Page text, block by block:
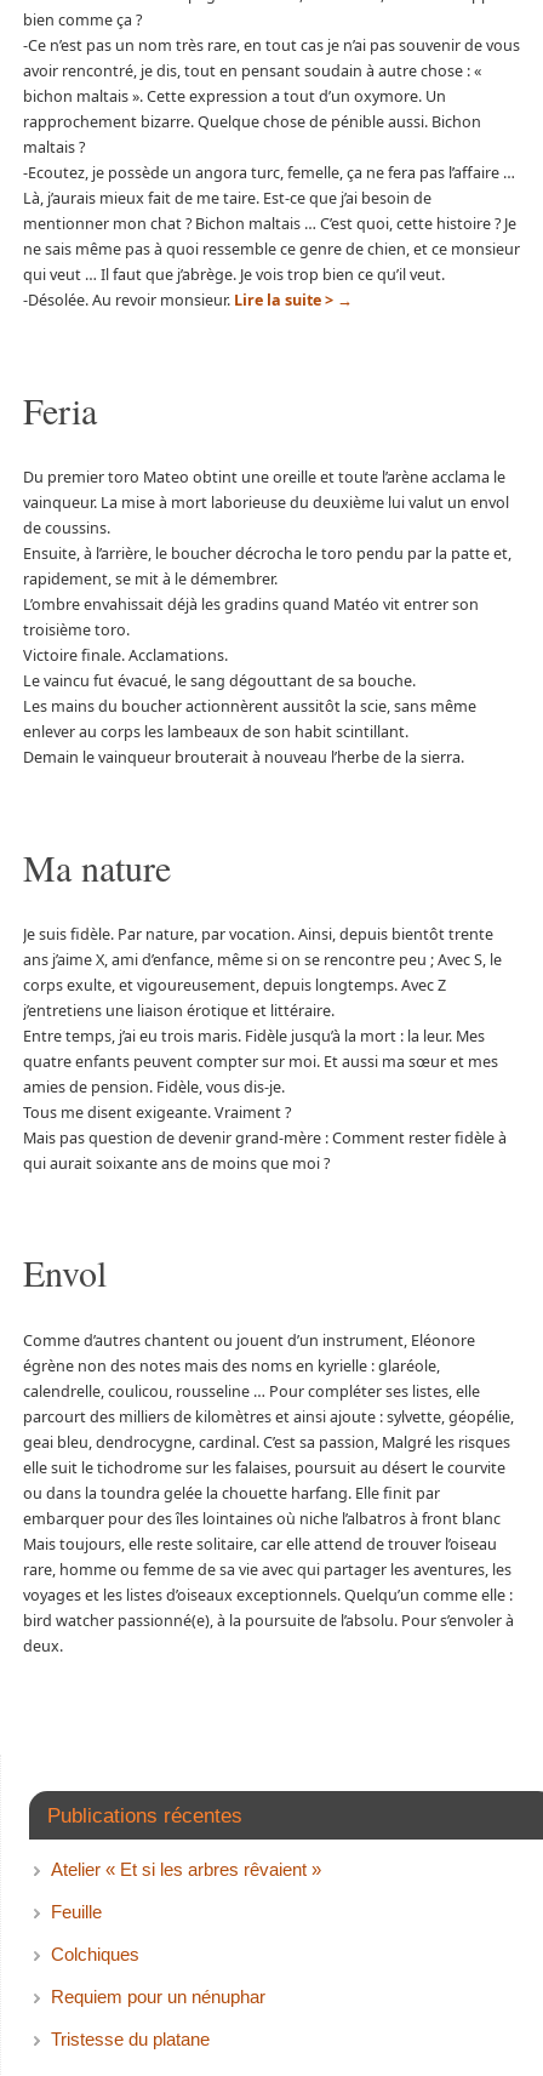
bien comme ça ?
-Ce n’est pas un nom très rare, en tout cas je n’ai pas souvenir de vous
avoir rencontré, je dis, tout en pensant soudain à autre chose : «
bichon maltais ». Cette expression a tout d’un oxymore. Un
rapprochement bizarre. Quelque chose de pénible aussi. Bichon
maltais ?
-Ecoutez, je possède un angora turc, femelle, ça ne fera pas l’affaire …
Là, j’aurais mieux fait de me taire. Est-ce que j’ai besoin de
mentionner mon chat ? Bichon maltais … C’est quoi, cette histoire ? Je
ne sais même pas à quoi ressemble ce genre de chien, et ce monsieur
qui veut … Il faut que j’abrège. Je vois trop bien ce qu’il veut.
-Désolée. Au revoir monsieur. Lire la suite > →
Feria
Du premier toro Mateo obtint une oreille et toute l’arène acclama le
vainqueur. La mise à mort laborieuse du deuxième lui valut un envol
de coussins.
Ensuite, à l’arrière, le boucher décrocha le toro pendu par la patte et,
rapidement, se mit à le démembrer.
L’ombre envahissait déjà les gradins quand Matéo vit entrer son
troisième toro.
Victoire finale. Acclamations.
Le vaincu fut évacué, le sang dégouttant de sa bouche.
Les mains du boucher actionnèrent aussitôt la scie, sans même
enlever au corps les lambeaux de son habit scintillant.
Demain le vainqueur brouterait à nouveau l’herbe de la sierra.
Ma nature
Je suis fidèle. Par nature, par vocation. Ainsi, depuis bientôt trente
ans j’aime X, ami d’enfance, même si on se rencontre peu ; Avec S, le
corps exulte, et vigoureusement, depuis longtemps. Avec Z
j’entretiens une liaison érotique et littéraire.
Entre temps, j’ai eu trois maris. Fidèle jusqu’à la mort : la leur. Mes
quatre enfants peuvent compter sur moi. Et aussi ma sœur et mes
amies de pension. Fidèle, vous dis-je.
Tous me disent exigeante. Vraiment ?
Mais pas question de devenir grand-mère : Comment rester fidèle à
qui aurait soixante ans de moins que moi ?
Envol
Comme d’autres chantent ou jouent d’un instrument, Eléonore
égrène non des notes mais des noms en kyrielle : glaréole,
calendrelle, coulicou, rousseline … Pour compléter ses listes, elle
parcourt des milliers de kilomètres et ainsi ajoute : sylvette, géopélie,
geai bleu, dendrocygne, cardinal. C’est sa passion, Malgré les risques
elle suit le tichodrome sur les falaises, poursuit au désert le courvite
ou dans la toundra gelée la chouette harfang. Elle finit par
embarquer pour des îles lointaines où niche l’albatros à front blanc
Mais toujours, elle reste solitaire, car elle attend de trouver l’oiseau
rare, homme ou femme de sa vie avec qui partager les aventures, les
voyages et les listes d’oiseaux exceptionnels. Quelqu’un comme elle :
bird watcher passionné(e), à la poursuite de l’absolu. Pour s’envoler à
deux.
Publications récentes
Atelier « Et si les arbres rêvaient »
Feuille
Colchiques
Requiem pour un nénuphar
Tristesse du platane